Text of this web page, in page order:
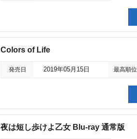
Colors of Life
発売日 2019年05月15日 最高順位
夜は短し歩けよ乙女 Blu-ray 通常版